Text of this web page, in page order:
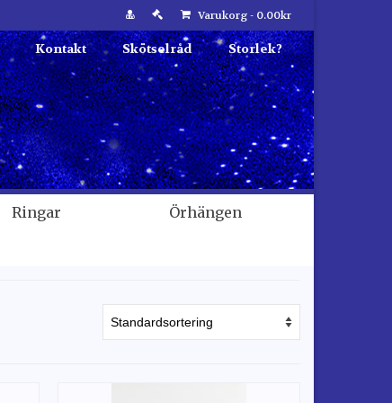
Varukorg- 0.00kr
Kontakt Skötselråd Storlek?
Ringar
Örhängen